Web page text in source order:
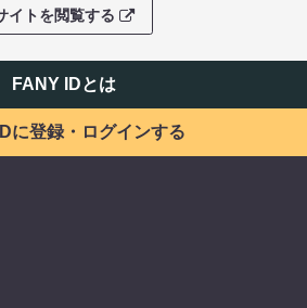
イトを閲覧する
FANY IDとは
に登録・ログインする